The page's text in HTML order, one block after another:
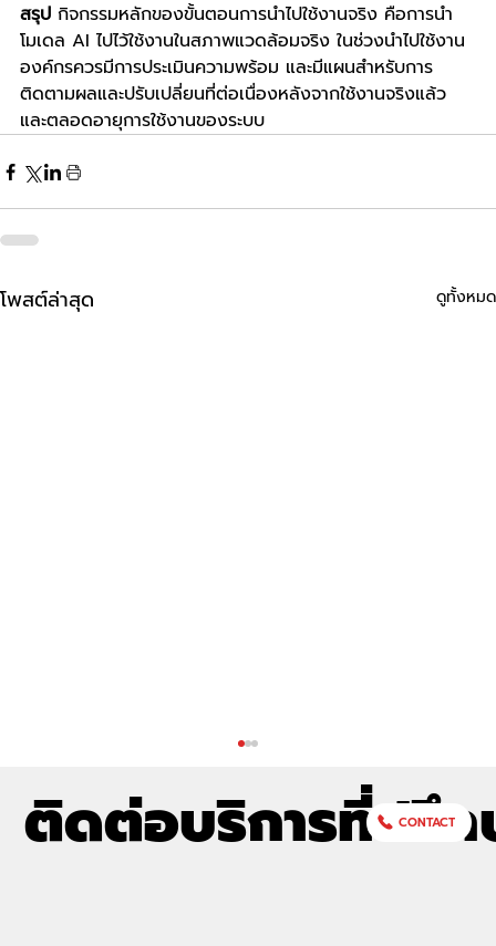
สรุป กิจกรรมหลักของขั้นตอนการนำไปใช้งานจริง คือการนำ
โมเดล AI ไปไว้ใช้งานในสภาพแวดล้อมจริง ในช่วงนำไปใช้งาน
องค์กรควรมีการประเมินความพร้อม และมีแผนสำหรับการ
ติดตามผลและปรับเปลี่ยนที่ต่อเนื่องหลังจากใช้งานจริงแล้ว
และตลอดอายุการใช้งานของระบบ
โพสต์ล่าสุด ดูทั้งหมด
ติดต่อบริการที่ปรึก
CONTACT